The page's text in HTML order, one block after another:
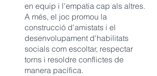
en equip i l'empatia cap als altres.
A més, el joc promou la
construcció d'amistats i el
desenvolupament d'habilitats
socials com escoltar, respectar
torns i resoldre conflictes de
manera pacífica.